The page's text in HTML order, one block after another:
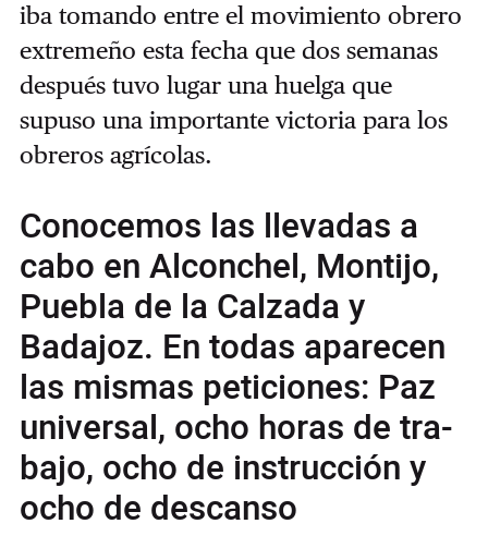
iba tomando entre el movimiento obrero
extremeño esta fecha que dos semanas
después tuvo lugar una huelga que
supuso una importante victoria para los
obreros agrícolas.
Conocemos las llevadas a
cabo en Alconchel, Montijo,
Puebla de la Calzada y
Badajoz. En todas aparecen
las mismas peticiones: Paz
universal, ocho horas de tra­
bajo, ocho de instrucción y
ocho de descanso